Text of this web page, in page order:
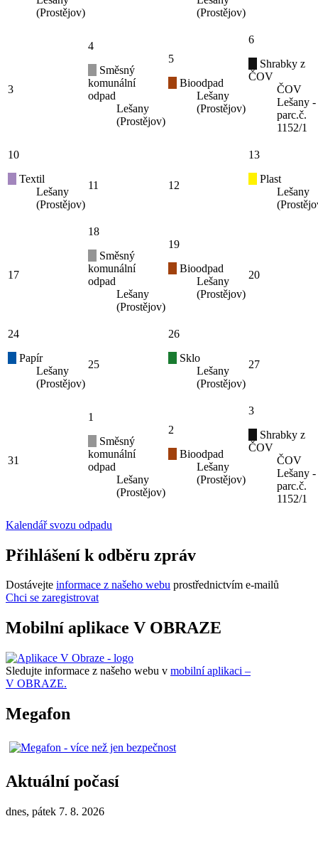
(Prostějov)
(Prostějov)
3
4
Směsný
komunální
odpad
Lešany
(Prostějov)
5
Bioodpad
Lešany
(Prostějov)
6
Shrabky z
ČOV
ČOV
Lešany -
parc.č.
1152/1
10
Textil
Lešany
(Prostějov)
11 12
13
Plast
Lešany
17
18
Směsný
komunální
odpad
Lešany
(Prostějov)
19
Bioodpad
Lešany
(Prostějov)
20
24
Papír
Lešany
(Prostějov)
25
26
Sklo
Lešany
(Prostějov)
27
31
1
Směsný
komunální
odpad
Lešany
(Prostějov)
2
Bioodpad
Lešany
(Prostějov)
3
Shrabky z
ČOV
ČOV
Lešany -
parc.č.
1152/1
Kalendář svozu odpadu
Přihlášení k odběru zpráv
Dostávejte informace z našeho webu prostřednictvím e-mailů
Chci se zaregistrovat
Mobilní aplikace V OBRAZE
Sledujte informace z našeho webu v mobilní aplikaci –
V OBRAZE.
Megafon
Aktuální počasí
dnes, pátek 7. 8. 2026